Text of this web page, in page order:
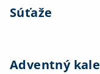
Súťaže
Adventný